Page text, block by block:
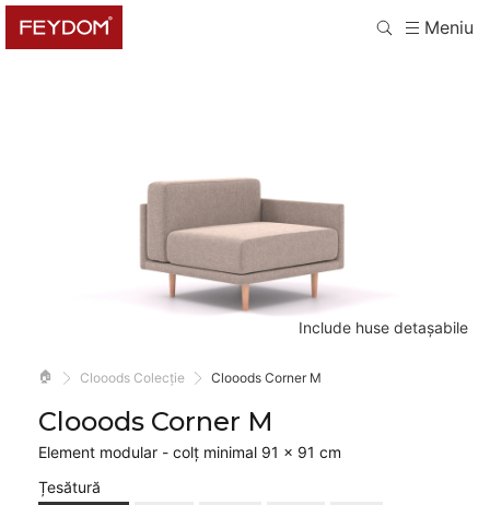
Meniu
Include huse detașabile
🏠 Clooods Colecție Clooods Corner M
Clooods Corner M
Element modular - colț minimal 91 × 91 cm
Țesătură